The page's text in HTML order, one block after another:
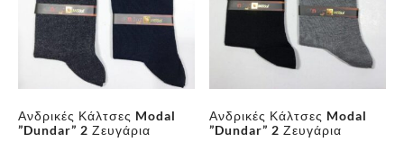
Ανδρικές Κάλτσες Modal
”Dundar” 2 Ζευγάρια
Ανδρικές Κάλτσες Modal
”Dundar” 2 Ζευγάρια